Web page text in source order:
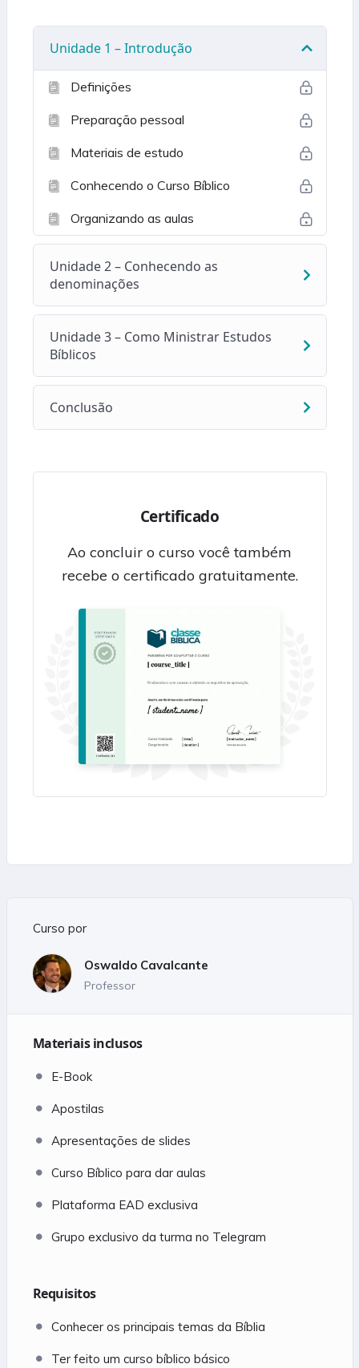
Unidade 1 – Introdução
Definições
Preparação pessoal
Materiais de estudo
Conhecendo o Curso Bíblico
Organizando as aulas
Unidade 2 – Conhecendo as
denominações
Unidade 3 – Como Ministrar Estudos
Bíblicos
Conclusão
Certificado
Ao concluir o curso você também
recebe o certificado gratuitamente.
Curso por
Oswaldo Cavalcante
Professor
Materiais inclusos
E-Book
Apostilas
Apresentações de slides
Curso Bíblico para dar aulas
Plataforma EAD exclusiva
Grupo exclusivo da turma no Telegram
Requisitos
Conhecer os principais temas da Bíblia
Ter feito um curso bíblico básico